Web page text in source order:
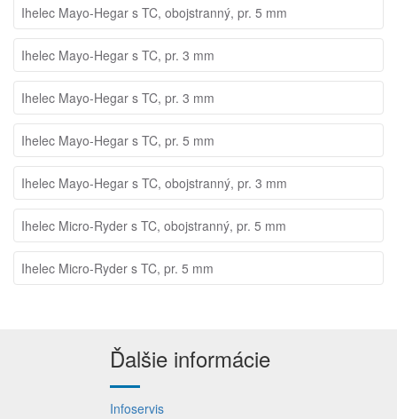
Ihelec Mayo-Hegar s TC, obojstranný, pr. 5 mm
Ihelec Mayo-Hegar s TC, pr. 3 mm
Ihelec Mayo-Hegar s TC, pr. 3 mm
Ihelec Mayo-Hegar s TC, pr. 5 mm
Ihelec Mayo-Hegar s TC, obojstranný, pr. 3 mm
Ihelec Micro-Ryder s TC, obojstranný, pr. 5 mm
Ihelec Micro-Ryder s TC, pr. 5 mm
Ďalšie informácie
Infoservis